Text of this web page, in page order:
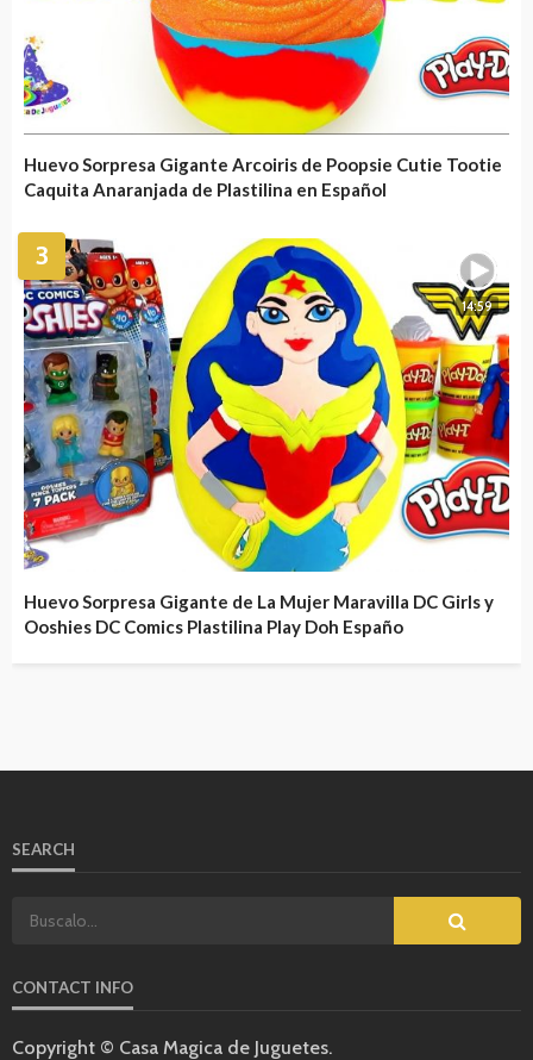
Huevo Sorpresa Gigante Arcoiris de Poopsie Cutie Tootie
Caquita Anaranjada de Plastilina en Español
3
14:59
Huevo Sorpresa Gigante de La Mujer Maravilla DC Girls y
Ooshies DC Comics Plastilina Play Doh Españo
SEARCH
CONTACT INFO
Copyright © Casa Magica de Juguetes.